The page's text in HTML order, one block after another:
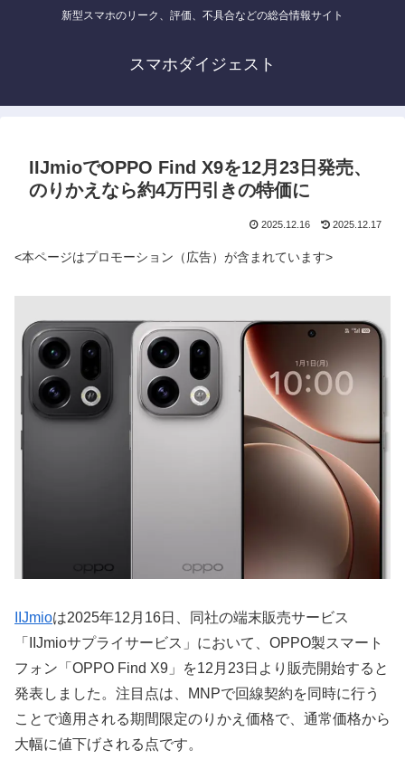
新型スマホのリーク、評価、不具合などの総合情報サイト
スマホダイジェスト
IIJmioでOPPO Find X9を12月23日発売、
のりかえなら約4万円引きの特価に
2025.12.16 2025.12.17
<本ページはプロモーション（広告）が含まれています>
IIJmioは2025年12月16日、同社の端末販売サービス
「IIJmioサプライサービス」において、OPPO製スマート
フォン「OPPO Find X9」を12月23日より販売開始すると
発表しました。注目点は、MNPで回線契約を同時に行う
ことで適用される期間限定のりかえ価格で、通常価格から
大幅に値下げされる点です。